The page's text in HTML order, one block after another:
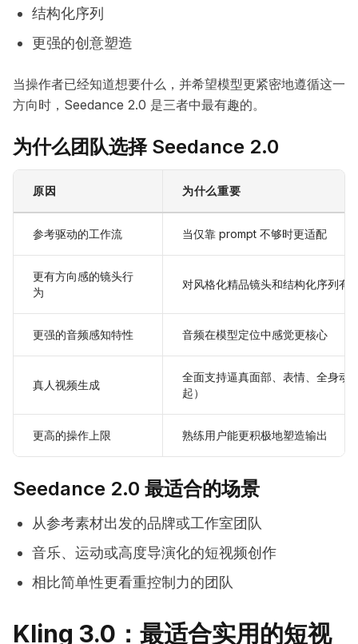
结构化序列
更强的创意塑造
当操作者已经知道想要什么，并希望模型更紧密地遵循这一
方向时，Seedance 2.0 是三者中最有趣的。
为什么团队选择 Seedance 2.0
原因 为什么重要
参考驱动的工作流 当仅靠 prompt 不够时更适配
更有方向感的镜头行
为
对风格化精品镜头和结构化序列有
更强的音频感知特性 音频在模型定位中感觉更核心
真人视频生成
全面支持逼真面部、表情、全身动
起）
更高的操作上限 熟练用户能更积极地塑造输出
Seedance 2.0 最适合的场景
从参考素材出发的品牌或工作室团队
音乐、运动或高度导演化的短视频创作
相比简单性更看重控制力的团队
Kling 3.0：最适合实用的短视